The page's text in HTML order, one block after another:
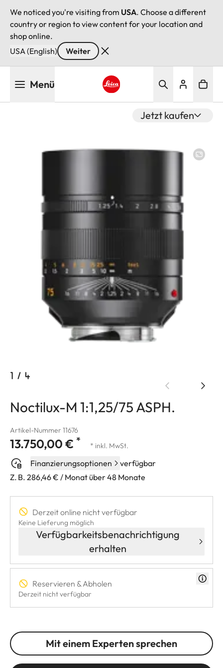
We noticed you're visiting from USA. Choose a different
country or region to view content for your location and
shop online.
USA (English)
Weiter
Menü
Jetzt kaufen
1 / 4
Noctilux-M 1:1,25/75 ASPH.
Artikel-Nummer 11676
13.750,00 € * * inkl. MwSt.
Finanzierungsoptionen
verfügbar
Z. B. 286,46 € / Monat über 48 Monate
Derzeit online nicht verfügbar
Keine Lieferung möglich
Verfügbarkeitsbenachrichtigung
erhalten
Reservieren & Abholen
Derzeit nicht verfügbar
Mit einem Experten sprechen